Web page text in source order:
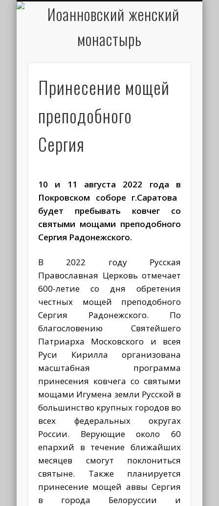
Принесение мощей
преподобного
Сергия
10 и 11 августа 2022 года в
Покровском соборе г.Саратова
будет пребывать ковчег со
святыми мощами преподобного
Сергия Радонежского.
В 2022 году Русская
Православная Церковь отмечает
600-летие со дня обретения
честных мощей преподобного
Сергия Радонежского. По
благословению Святейшего
Патриарха Московского и всея
Руси Кирилла организована
масштабная программа
принесения ковчега со святыми
мощами Игумена земли Русской в
большинство крупных городов во
всех федеральных округах
России. Верующие около 60
епархий в течение ближайших
месяцев смогут поклониться
святыне. Также планируется
принесение мощей аввы Сергия
в города Белоруссии и